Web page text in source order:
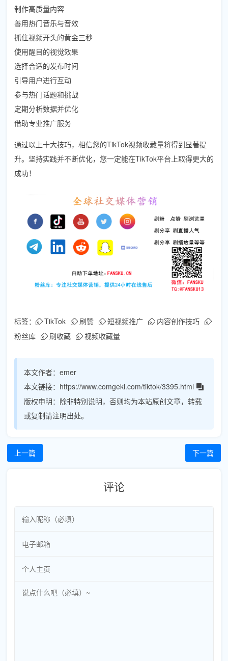
制作高质量内容
善用热门音乐与音效
抓住视频开头的黄金三秒
使用醒目的视觉效果
选择合适的发布时间
引导用户进行互动
参与热门话题和挑战
定期分析数据并优化
借助专业推广服务
通过以上十大技巧，相信您的TikTok视频收藏量将得到显著提
升。坚持实践并不断优化，您一定能在TikTok平台上取得更大的
成功！
标签： TikTok 刷赞 短视频推广
内容创作技巧
粉丝库
刷收藏 视频收藏量
本文作者： emer
本文链接： https://www.comgeki.com/tiktok/3395.html
版权申明： 除非特别说明，否则均为本站原创文章，转载
或复制请注明出处。
上一篇 下一篇
评论